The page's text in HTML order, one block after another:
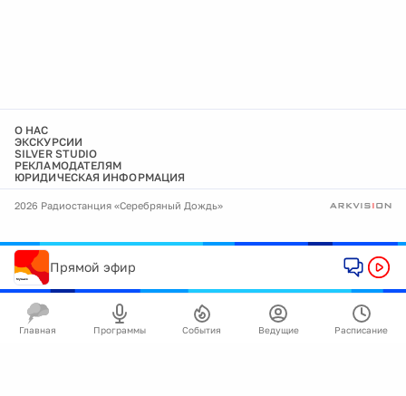
О НАС
ЭКСКУРСИИ
SILVER STUDIO
РЕКЛАМОДАТЕЛЯМ
ЮРИДИЧЕСКАЯ ИНФОРМАЦИЯ
2026 Радиостанция «Серебряный Дождь»
Прямой эфир
Главная Программы События Ведущие Расписание